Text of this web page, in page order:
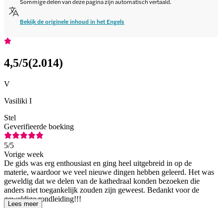
Bekijk de originele inhoud in het Engels
4,5/5(2.014)
V
Vasiliki I
Stel
Geverifieerde boeking
5/5
Vorige week
De gids was erg enthousiast en ging heel uitgebreid in op de
materie, waardoor we veel nieuwe dingen hebben geleerd. Het was
geweldig dat we delen van de kathedraal konden bezoeken die
anders niet toegankelijk zouden zijn geweest. Bedankt voor de
geweldige rondleiding!!!
Lees meer